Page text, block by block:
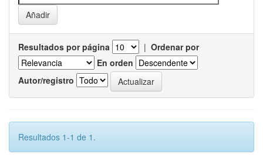
Resultados por página | Ordenar por
En orden
Autor/registro
Resultados 1-1 de 1.